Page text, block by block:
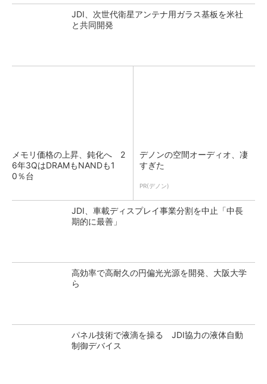
JDI、次世代衛星アンテナ用ガラス基板を米社
と共同開発
メモリ価格の上昇、鈍化へ 2
6年3QはDRAMもNANDも1
0％台
デノンの空間オーディオ、凄
すぎた
PR(デノン)
JDI、車載ディスプレイ事業分割を中止「中長
期的に最善」
高効率で高耐久の円偏光光源を開発、大阪大学
ら
パネル技術で液滴を操る JDI協力の液体自動
制御デバイス